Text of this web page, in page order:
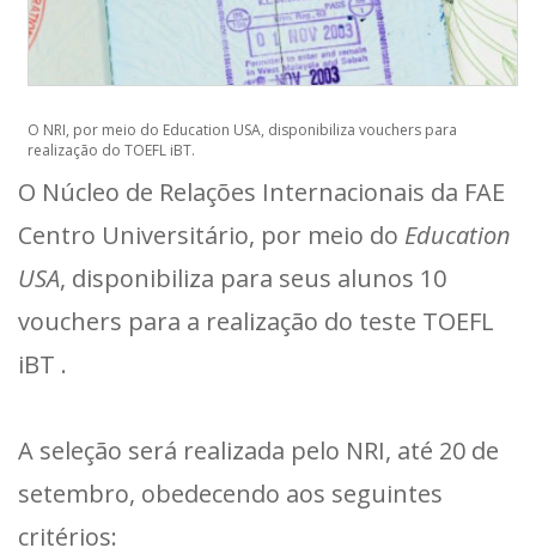
O NRI, por meio do Education USA, disponibiliza vouchers para
realização do TOEFL iBT.
O Núcleo de Relações Internacionais da FAE
Centro Universitário, por meio do Education
USA, disponibiliza para seus alunos 10
vouchers para a realização do teste TOEFL
iBT .
A seleção será realizada pelo NRI, até 20 de
setembro, obedecendo aos seguintes
critérios: